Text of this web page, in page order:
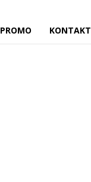
PROMO KONTAKT